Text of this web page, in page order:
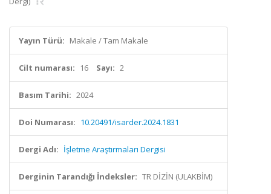
Yayın Türü: Makale / Tam Makale
Cilt numarası: 16 Sayı: 2
Basım Tarihi: 2024
Doi Numarası: 10.20491/isarder.2024.1831
Dergi Adı: İşletme Araştırmaları Dergisi
Derginin Tarandığı İndeksler: TR DİZİN (ULAKBİM)